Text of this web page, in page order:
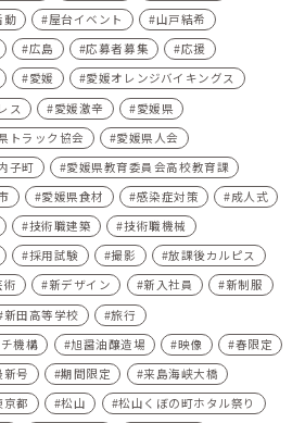
動 屋台イベント
山戸結希
広島 応募者募集
応援
愛媛
愛媛オレンジバイキングス
ス 愛媛激辛
愛媛県
トラック協会
愛媛県人会
子町
愛媛県教育委員会高校教育課
愛媛県食材 感染症対策
成人式
技術職建築
技術職機械
採用試験 撮影
放課後カルピス
術 新デザイン 新入社員
新制服
新田高等学校
旅行
機構
旭醤油醸造場 映像
春限定
新号 期間限定
来島海峡大橋
京都 松山
松山くぼの町ホタル祭り